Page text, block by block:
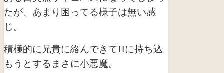
たが、あまり困ってる様子は無い感
じ。
積極的に兄貴に絡んできてHに持ち込
もうとするまさに小悪魔。